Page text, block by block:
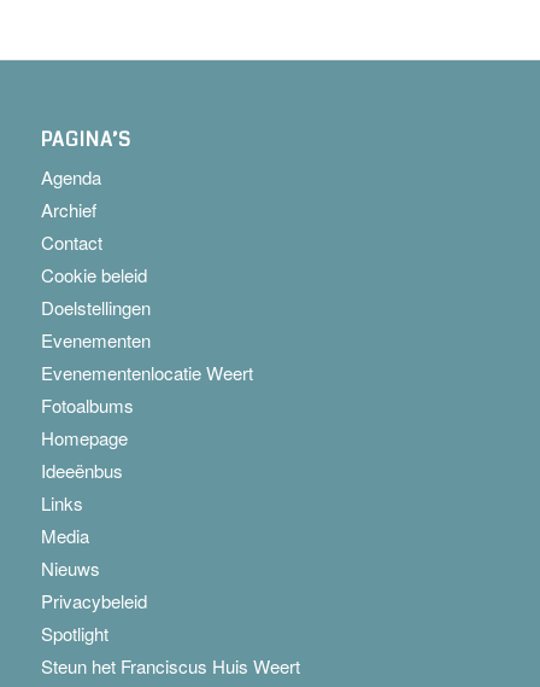
PAGINA’S
Agenda
Archief
Contact
Cookie beleid
Doelstellingen
Evenementen
Evenementenlocatie Weert
Fotoalbums
Homepage
Ideeënbus
Links
Media
Nieuws
Privacybeleid
Spotlight
Steun het Franciscus Huis Weert